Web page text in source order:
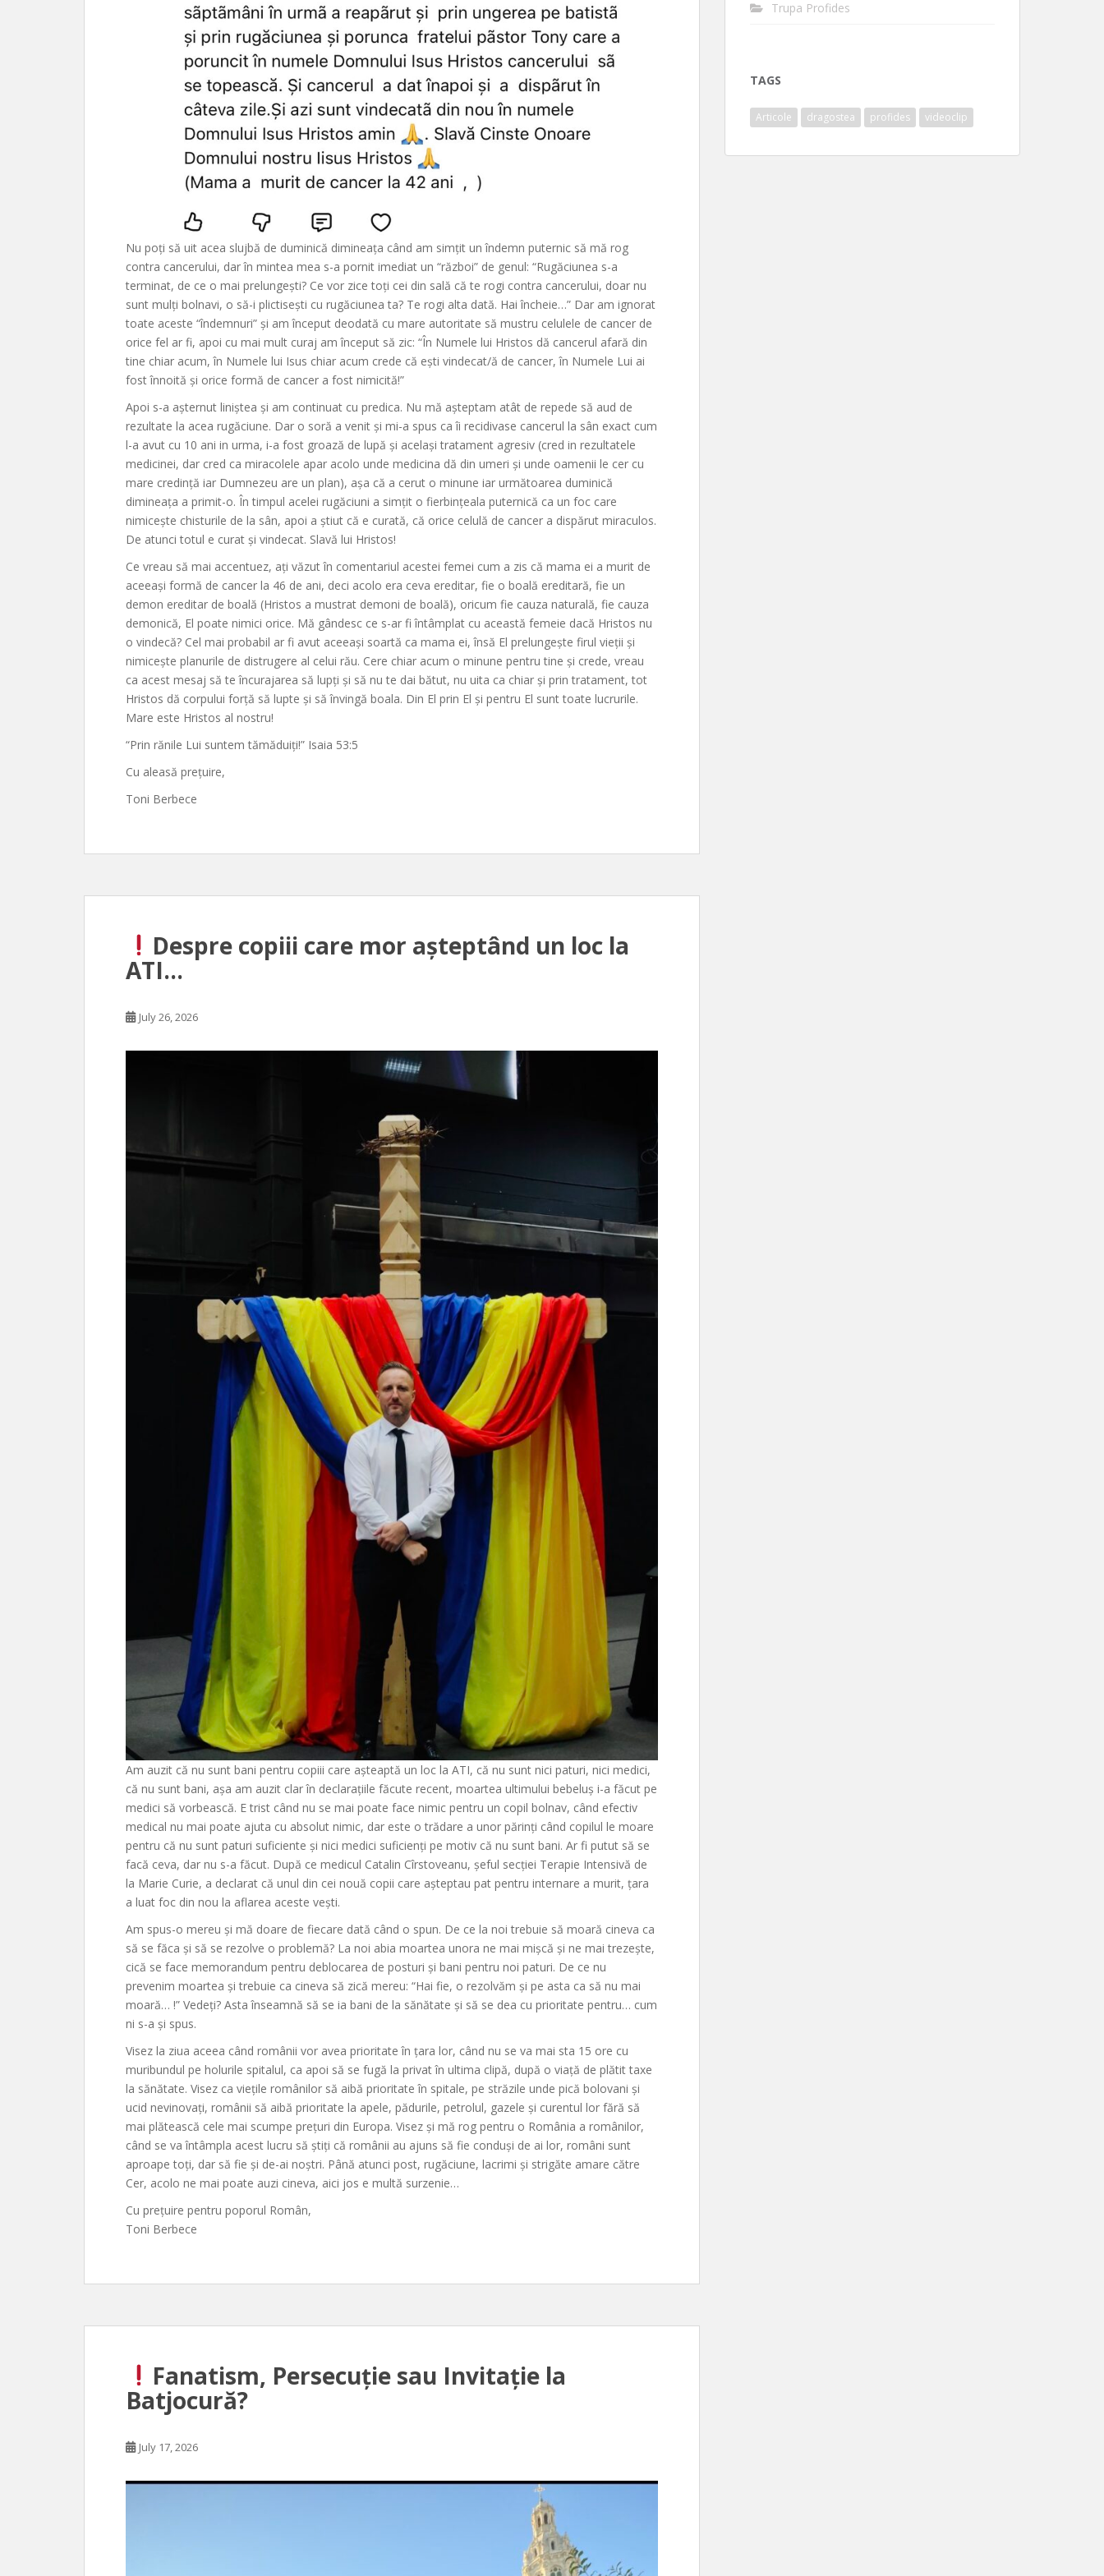
Nu poți să uit acea slujbă de duminică dimineața când am simțit un îndemn puternic să mă rog
contra cancerului, dar în mintea mea s-a pornit imediat un “război” de genul: “Rugăciunea s-a
terminat, de ce o mai prelungești? Ce vor zice toți cei din sală că te rogi contra cancerului, doar nu
sunt mulți bolnavi, o să-i plictisești cu rugăciunea ta? Te rogi alta dată. Hai încheie…” Dar am ignorat
toate aceste “îndemnuri” și am început deodată cu mare autoritate să mustru celulele de cancer de
orice fel ar fi, apoi cu mai mult curaj am început să zic: “În Numele lui Hristos dă cancerul afară din
tine chiar acum, în Numele lui Isus chiar acum crede că ești vindecat/ă de cancer, în Numele Lui ai
fost înnoită și orice formă de cancer a fost nimicită!”
Apoi s-a așternut liniștea și am continuat cu predica. Nu mă așteptam atât de repede să aud de
rezultate la acea rugăciune. Dar o soră a venit și mi-a spus ca îi recidivase cancerul la sân exact cum
l-a avut cu 10 ani in urma, i-a fost groază de lupă și același tratament agresiv (cred in rezultatele
medicinei, dar cred ca miracolele apar acolo unde medicina dă din umeri și unde oamenii le cer cu
mare credință iar Dumnezeu are un plan), așa că a cerut o minune iar următoarea duminică
dimineața a primit-o. În timpul acelei rugăciuni a simțit o fierbințeala puternică ca un foc care
nimicește chisturile de la sân, apoi a știut că e curată, că orice celulă de cancer a dispărut miraculos.
De atunci totul e curat și vindecat. Slavă lui Hristos!
Ce vreau să mai accentuez, ați văzut în comentariul acestei femei cum a zis că mama ei a murit de
aceeași formă de cancer la 46 de ani, deci acolo era ceva ereditar, fie o boală ereditară, fie un
demon ereditar de boală (Hristos a mustrat demoni de boală), oricum fie cauza naturală, fie cauza
demonică, El poate nimici orice. Mă gândesc ce s-ar fi întâmplat cu această femeie dacă Hristos nu
o vindecă? Cel mai probabil ar fi avut aceeași soartă ca mama ei, însă El prelungește firul vieții și
nimicește planurile de distrugere al celui rău. Cere chiar acum o minune pentru tine și crede, vreau
ca acest mesaj să te încurajarea să lupți și să nu te dai bătut, nu uita ca chiar și prin tratament, tot
Hristos dă corpului forță să lupte și să învingă boala. Din El prin El și pentru El sunt toate lucrurile.
Mare este Hristos al nostru!
“Prin rănile Lui suntem tămăduiți!” Isaia 53:5
Cu aleasă prețuire,
Toni Berbece
Despre copiii care mor așteptând un loc la
ATI…
July 26, 2026
Am auzit că nu sunt bani pentru copiii care așteaptă un loc la ATI, că nu sunt nici paturi, nici medici,
că nu sunt bani, așa am auzit clar în declarațiile făcute recent, moartea ultimului bebeluș i-a făcut pe
medici să vorbească. E trist când nu se mai poate face nimic pentru un copil bolnav, când efectiv
medical nu mai poate ajuta cu absolut nimic, dar este o trădare a unor părinți când copilul le moare
pentru că nu sunt paturi suficiente și nici medici suficienți pe motiv că nu sunt bani. Ar fi putut să se
facă ceva, dar nu s-a făcut. După ce medicul Catalin Cîrstoveanu, șeful secției Terapie Intensivă de
la Marie Curie, a declarat că unul din cei nouă copii care așteptau pat pentru internare a murit, țara
a luat foc din nou la aflarea aceste vești.
Am spus-o mereu și mă doare de fiecare dată când o spun. De ce la noi trebuie să moară cineva ca
să se făca și să se rezolve o problemă? La noi abia moartea unora ne mai mișcă și ne mai trezește,
cică se face memorandum pentru deblocarea de posturi și bani pentru noi paturi. De ce nu
prevenim moartea și trebuie ca cineva să zică mereu: “Hai fie, o rezolvăm și pe asta ca să nu mai
moară… !” Vedeți? Asta înseamnă să se ia bani de la sănătate și să se dea cu prioritate pentru… cum
ni s-a și spus.
Visez la ziua aceea când românii vor avea prioritate în țara lor, când nu se va mai sta 15 ore cu
muribundul pe holurile spitalul, ca apoi să se fugă la privat în ultima clipă, după o viață de plătit taxe
la sănătate. Visez ca viețile românilor să aibă prioritate în spitale, pe străzile unde pică bolovani și
ucid nevinovați, românii să aibă prioritate la apele, pădurile, petrolul, gazele și curentul lor fără să
mai plătească cele mai scumpe prețuri din Europa. Visez și mă rog pentru o România a românilor,
când se va întâmpla acest lucru să știți că românii au ajuns să fie conduși de ai lor, români sunt
aproape toți, dar să fie și de-ai noștri. Până atunci post, rugăciune, lacrimi și strigăte amare către
Cer, acolo ne mai poate auzi cineva, aici jos e multă surzenie…
Cu prețuire pentru poporul Român,
Toni Berbece
Fanatism, Persecuție sau Invitație la
Batjocură?
July 17, 2026
Trupa Profides
TAGS
Articole dragostea profides videoclip